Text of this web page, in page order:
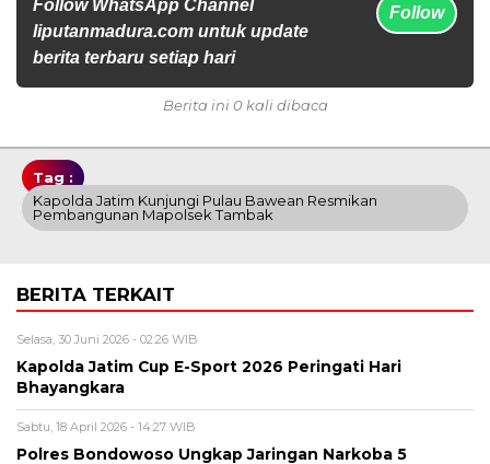
Follow WhatsApp Channel
liputanmadura.com untuk update
berita terbaru setiap hari
Follow
Berita ini 0 kali dibaca
Tag :
Kapolda Jatim Kunjungi Pulau Bawean Resmikan
Pembangunan Mapolsek Tambak
BERITA TERKAIT
Selasa, 30 Juni 2026 - 02:26 WIB
Kapolda Jatim Cup E-Sport 2026 Peringati Hari
Bhayangkara
Sabtu, 18 April 2026 - 14:27 WIB
Polres Bondowoso Ungkap Jaringan Narkoba 5